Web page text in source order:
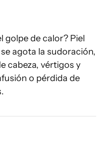
golpe de calor? Piel
agota la sudoración,
cabeza, vértigos y
o pérdida de